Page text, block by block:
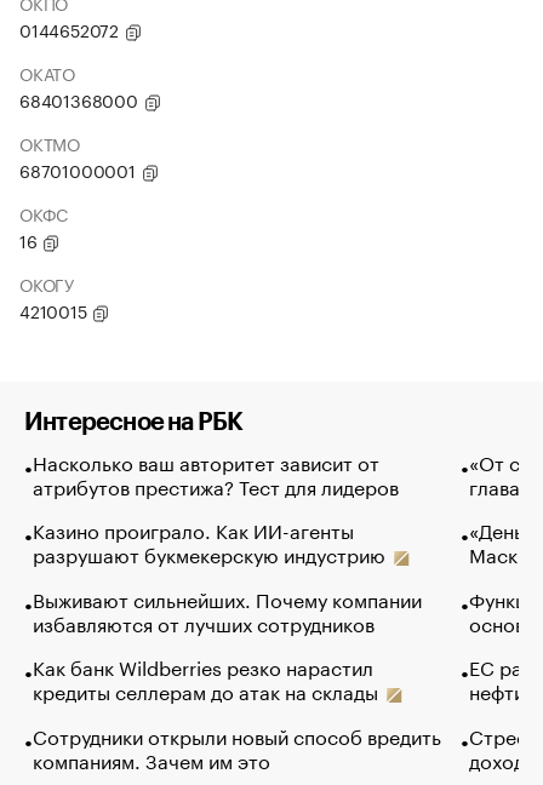
0144652072
ОКАТО
68401368000
ОКТМО
68701000001
ОКФС
16
ОКОГУ
4210015
Интересное на РБК
Насколько ваш авторитет зависит от
атрибутов престижа? Тест для лидеров
Казино проиграло. Как ИИ-агенты
разрушают букмекерскую индустрию
Выживают сильнейших. Почему компании
избавляются от лучших сотрудников
Как банк Wildberries резко нарастил
кредиты селлерам до атак на склады
Сотрудники открыли новый способ вредить
компаниям. Зачем им это
«От
глава
Маск в
основ
ЕС
нефти